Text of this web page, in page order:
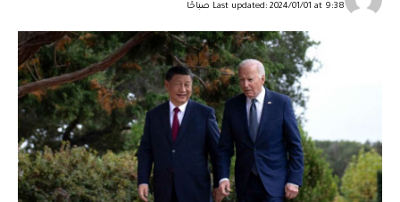
Last updated: 2024/01/01 at 9:38 صباحًا